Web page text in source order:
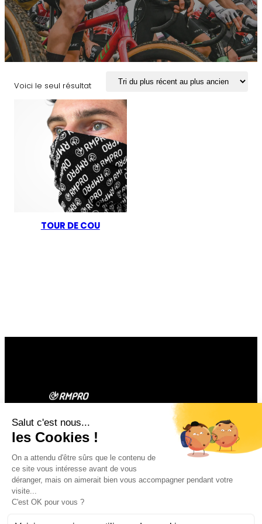
Voici le seul résultat
TOUR DE COU
Facebook
Instagram
1 rue du Bouleu
14970 ST AUBIN
D’ARQUENAY
02 31 97 49 09